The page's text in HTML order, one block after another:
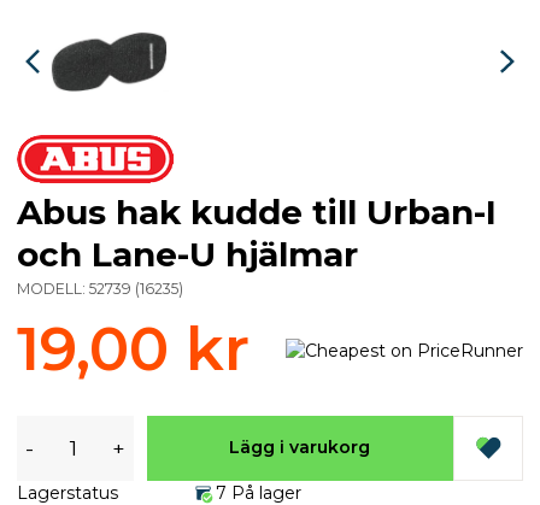
Abus hak kudde till Urban-I
och Lane-U hjälmar
MODELL: 52739 (16235)
19,00 kr
- + Lägg i varukorg
Lagerstatus
7 På lager